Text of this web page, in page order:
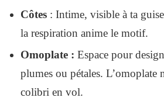
Côtes: Intime, visible à ta
la respiration anime le motif.
Omoplate : Espace pour
plumes ou pétales. L’omoplate
colibri en vol.